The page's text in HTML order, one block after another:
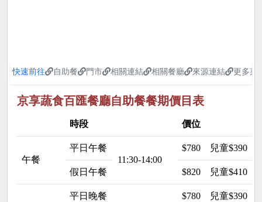
快速前往 自助餐 門市 相關連結 相關餐廳 來源連結 更多菜
京享蔬食百匯餐廳自助餐餐期價目表
時段 價位
午餐
平日午餐
11:30-14:00
$780 兒童$390
假日午餐 $820 兒童$410
平日晚餐
$780 兒童$390